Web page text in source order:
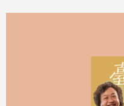
分享 分享